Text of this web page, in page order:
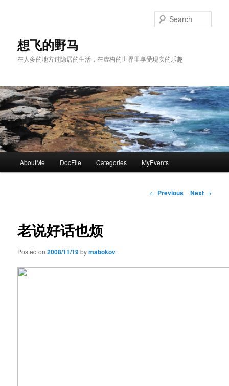
content想飞的野马
在人多的地方过隐居的生活，在虚构的世界里享受现实的乐趣
AboutMe DocFile Categories MyEvents
Post
← Previous Next →
老说好话也烦
Posted on2008/11/19bymabokov